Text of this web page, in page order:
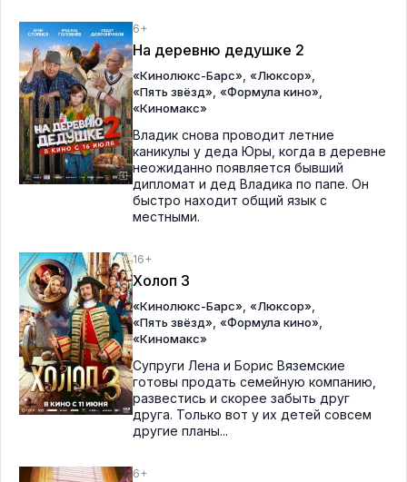
6+
На деревню дедушке 2
«Кинолюкс-Барс», «Люксор»,
«Пять звёзд», «Формула кино»,
«Киномакс»
Владик снова проводит летние
каникулы у деда Юры, когда в деревне
неожиданно появляется бывший
дипломат и дед Владика по папе. Он
быстро находит общий язык с
местными.
16+
Холоп 3
«Кинолюкс-Барс», «Люксор»,
«Пять звёзд», «Формула кино»,
«Киномакс»
Супруги Лена и Борис Вяземские
готовы продать семейную компанию,
развестись и скорее забыть друг
друга. Только вот у их детей совсем
другие планы...
6+